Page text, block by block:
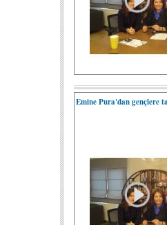
Emine Pura'dan gençlere